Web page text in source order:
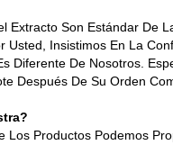
Extracto Son Estándar De
Usted, Insistimos En La
Diferente De Nosotros.
Después De Su Orden
Los Productos Podemos